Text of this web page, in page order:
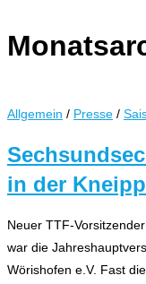
Allgemein / Presse /
in der
Neuer TTF-
war die
Wörishofen e.V. Fast